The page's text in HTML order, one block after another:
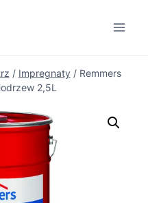
/ Impregnaty / Remmers
2,5L